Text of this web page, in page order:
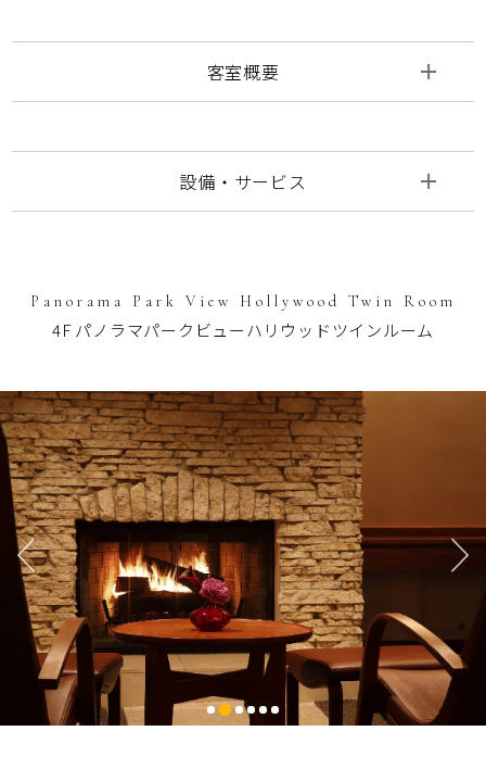
客室概要
設備・サービス
Panorama Park View Hollywood Twin Room
4F パノラマパークビューハリウッドツインルーム